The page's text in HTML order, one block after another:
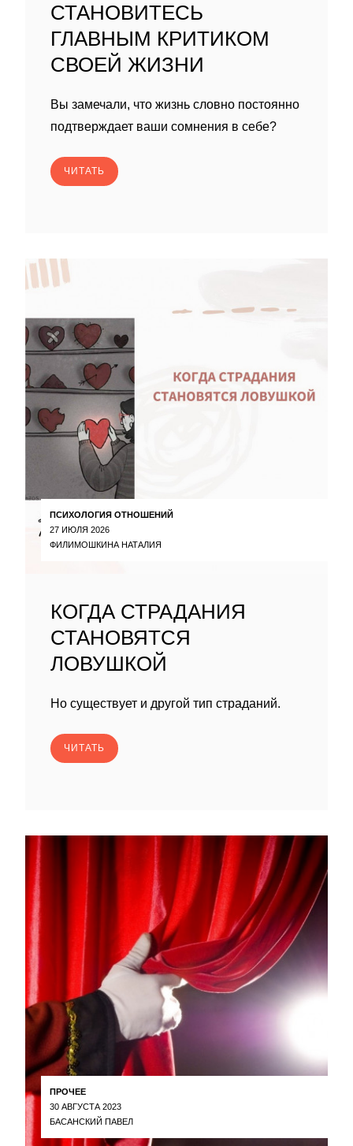
СТАНОВИТЕСЬ
ГЛАВНЫМ КРИТИКОМ
СВОЕЙ ЖИЗНИ
Вы замечали, что жизнь словно постоянно
подтверждает ваши сомнения в себе?
ЧИТАТЬ
ПСИХОЛОГИЯ ОТНОШЕНИЙ
27 ИЮЛЯ 2026
ФИЛИМОШКИНА НАТАЛИЯ
КОГДА СТРАДАНИЯ
СТАНОВЯТСЯ
ЛОВУШКОЙ
Но существует и другой тип страданий.
ЧИТАТЬ
ПРОЧЕЕ
30 АВГУСТА 2023
БАСАНСКИЙ ПАВЕЛ